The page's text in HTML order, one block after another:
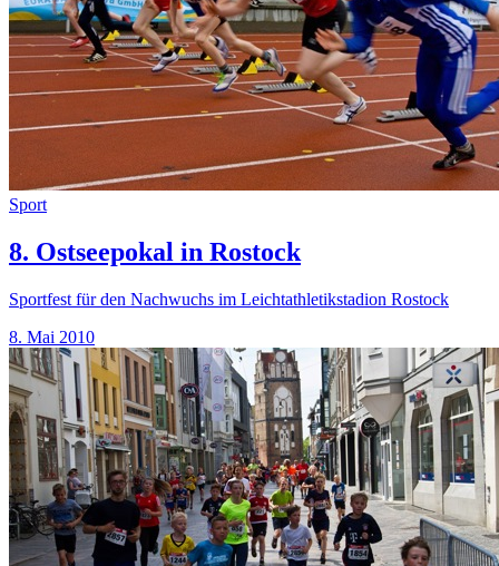
Sport
8. Ostseepokal in Rostock
Sportfest für den Nachwuchs im Leichtathletikstadion Rostock
8. Mai 2010